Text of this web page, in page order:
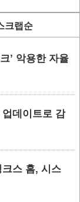
크랩순
’ 악용한 자율
데이트로 감
스 홈, 시스